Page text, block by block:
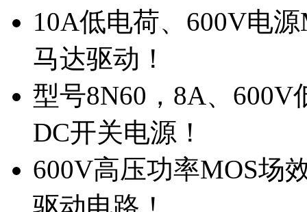
10A低电荷、600V电
马达驱动！
型号8N60，8A、
DC开关电源！
600V高压功率MOS场